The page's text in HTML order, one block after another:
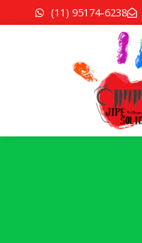
para
(11) 95174-6238